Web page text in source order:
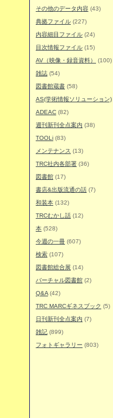
その他のデータ内容 (43)
典拠ファイル (227)
内容細目ファイル (24)
目次情報ファイル (15)
AV（映像・録音資料）
(100)
雑誌 (54)
図書館蔵書 (58)
AS(学術情報ソリューション)
ADEAC (82)
週刊新刊全点案内 (38)
TOOLi (83)
メンテナンス (13)
TRC社内各部署 (36)
図書館 (17)
書店&出版流通の話 (7)
和装本 (132)
TRCむかし話 (12)
本 (528)
今週の一冊 (607)
検索 (107)
図書館総合展 (14)
バーチャル図書館 (2)
Q&A (42)
TRC MARCギネスブック (5)
日刊新刊全点案内 (7)
雑記 (899)
フォトギャラリー (803)